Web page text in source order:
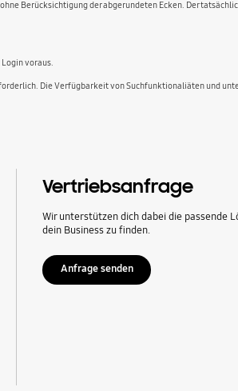
Berücksichtigung der abgerundeten Ecken. Der
voraus.
Die Verfügbarkeit von Suchfunktionaliäten und
Vertriebsanfrage
Wir unterstützen dich dabei die passende
dein Business zu finden.
Anfrage senden